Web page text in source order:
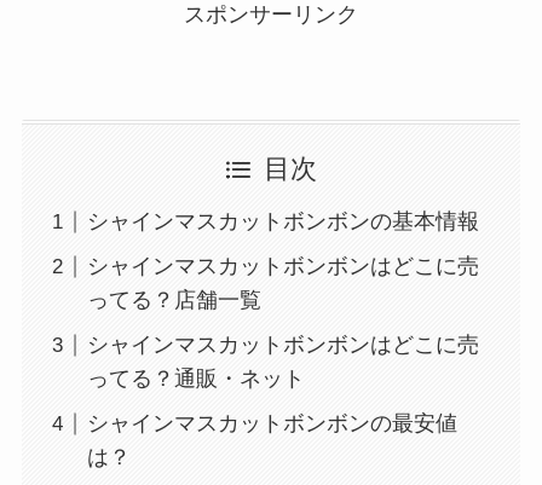
スポンサーリンク
目次
シャインマスカットボンボンの基本情報
シャインマスカットボンボンはどこに売
ってる？店舗一覧
シャインマスカットボンボンはどこに売
ってる？通販・ネット
シャインマスカットボンボンの最安値
は？